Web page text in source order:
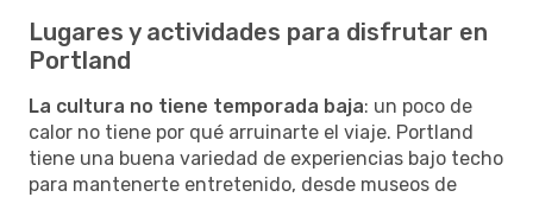
Lugares y actividades para disfrutar en
Portland
La cultura no tiene temporada baja: un poco de
calor no tiene por qué arruinarte el viaje. Portland
tiene una buena variedad de experiencias bajo techo
para mantenerte entretenido, desde museos de